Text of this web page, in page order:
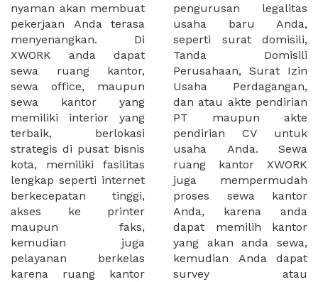
nyaman akan membuat
pekerjaan Anda terasa
menyenangkan. Di
XWORK anda dapat
sewa ruang kantor,
sewa office, maupun
sewa kantor yang
memiliki interior yang
terbaik, berlokasi
strategis di pusat bisnis
kota, memiliki fasilitas
lengkap seperti internet
berkecepatan tinggi,
akses ke printer
maupun faks,
kemudian juga
pelayanan berkelas
karena ruang kantor
pengurusan legalitas
usaha baru Anda,
seperti surat domisili,
Tanda Domisili
Perusahaan, Surat Izin
Usaha Perdagangan,
dan atau akte pendirian
PT maupun akte
pendirian CV untuk
usaha Anda. Sewa
ruang kantor XWORK
juga mempermudah
proses sewa kantor
Anda, karena anda
dapat memilih kantor
yang akan anda sewa,
kemudian Anda dapat
survey atau